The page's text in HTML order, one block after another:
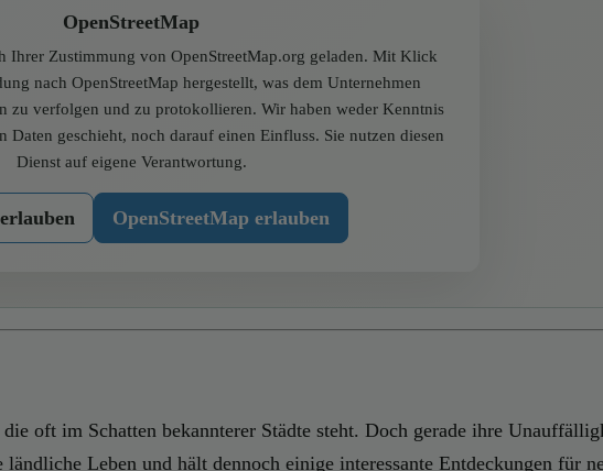
OpenStreetMap
Ihrer Zustimmung von OpenStreetMap.org geladen. Mit Klick
nach OpenStreetMap hergestellt, was dem Unternehmen
zu verfolgen und zu protokollieren. Wir haben weder Kenntnis
Daten geschieht, noch darauf einen Einfluss. Sie nutzen diesen
Dienst auf eigene Verantwortung.
OpenStreetMap erlauben
oft im Schatten bekannterer Städte steht. Doch gerade ihre
Leben und hält dennoch einige interessante Entdeckungen für